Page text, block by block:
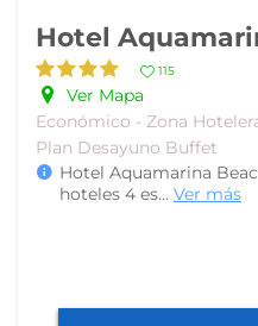
Hotel
115
Ver Mapa
Económico - Zona
Plan Desayuno Buffet
Hotel Aquamarina
hoteles 4 es... Ver más